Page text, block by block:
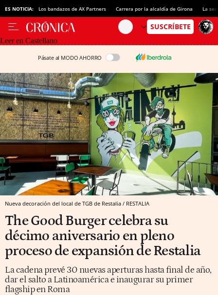
ES NOTICIA: Los bandazos de AX Partners Carrera por la alcaldía de Girona La
Leer en Castellano
Pásate al MODO AHORRO
Nueva decoración del local de TGB de Restalia / RESTALIA
The Good Burger celebra su
décimo aniversario en pleno
proceso de expansión de Restalia
La cadena prevé 30 nuevas aperturas hasta final de año,
dar el salto a Latinoamérica e inaugurar su primer
flagship en Roma